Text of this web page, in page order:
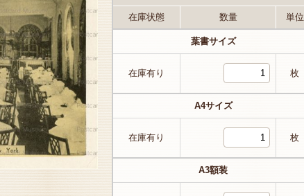
在庫状態 数量 単位
葉書サイズ
在庫有り 枚
A4サイズ
在庫有り 枚
A3額装